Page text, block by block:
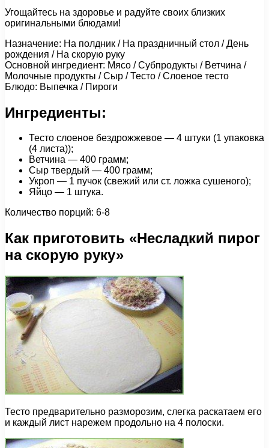
Угощайтесь на здоровье и радуйте своих близких
оригинальными блюдами!
Назначение: На полдник / На праздничный стол / День
рождения / На скорую руку
Основной ингредиент: Мясо / Субпродукты / Ветчина /
Молочные продукты / Сыр / Тесто / Слоеное тесто
Блюдо: Выпечка / Пироги
Ингредиенты:
Тесто слоеное бездрожжевое — 4 штуки (1 упаковка
(4 листа));
Ветчина — 400 грамм;
Сыр твердый — 400 грамм;
Укроп — 1 пучок (свежий или ст. ложка сушеного);
Яйцо — 1 штука.
Количество порций: 6-8
Как приготовить «Несладкий пирог
на скорую руку»
Тесто предварительно разморозим, слегка раскатаем его
и каждый лист нарежем продольно на 4 полоски.